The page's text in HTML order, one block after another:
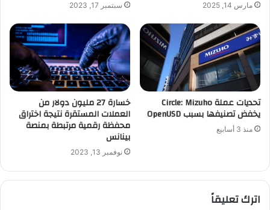
مارس 14, 2025 سبتمبر 17, 2023
تحديات عملة Circle: Mizuho
يخفض تصنيفها بسبب OpenUSD
منذ 3 أسابيع
خسارة 27 مليون دولار من
العملات المستقرة نتيجة اختراق
محفظة رقمية مرتبطة بمنصة
بينانس
نوفمبر 13, 2023
اترك تعليقاً